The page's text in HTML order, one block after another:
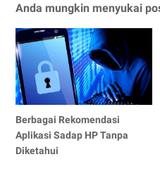
Anda mungkin menyukai
Berbagai Rekomendasi
Aplikasi Sadap HP Tanpa
Diketahui